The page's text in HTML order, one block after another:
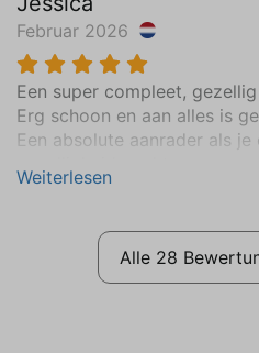
Februar 2026
Een super compleet,
Erg schoon en aan alles is
Een absolute aanrader als
Weiterlesen
Alle 28